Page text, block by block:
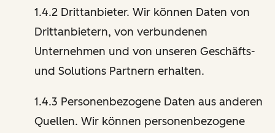
1.4.2 Drittanbieter. Wir können Daten von
Drittanbietern, von verbundenen
Unternehmen und von unseren Geschäfts-
und Solutions Partnern erhalten.
1.4.3 Personenbezogene Daten aus anderen
Quellen. Wir können personenbezogene